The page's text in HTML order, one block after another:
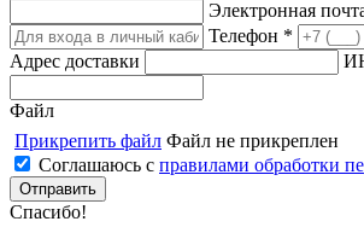
Электронная
Телефон *
Адрес доставки
Файл
Прикрепить файл Файл не прикреплен
Соглашаюсь с правилами обработки
Спасибо!